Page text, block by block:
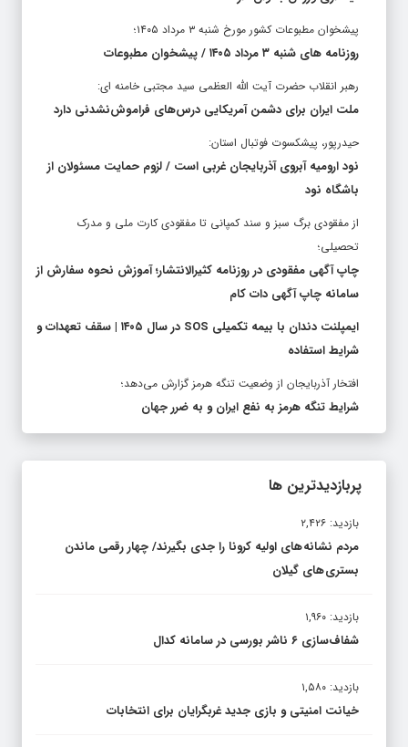
پیشخوان مطبوعات کشور مورخ شنبه ۳ مرداد ۱۴۰۵؛
روزنامه های شنبه ۳ مرداد ۱۴۰۵ / پیشخوان مطبوعات
رهبر انقلاب حضرت آیت الله العظمی سید مجتبی خامنه ای:
ملت ایران برای دشمن آمریکایی درس‌های فراموش‌نشدنی دارد
حیدرپور، پیشکسوت فوتبال استان:
نود ارومیه آبروی آذربایجان غربی است / لزوم حمایت مسئولان از
باشگاه نود
از مفقودی برگ سبز و سند کمپانی تا مفقودی کارت ملی و مدرک
تحصیلی؛
چاپ آگهی مفقودی در روزنامه کثیرالانتشار؛ آموزش نحوه سفارش از
سامانه چاپ آگهی دات کام
ایمپلنت دندان با بیمه تکمیلی SOS در سال ۱۴۰۵ | سقف تعهدات و
شرایط استفاده
افتخار آذربایجان از وضعیت تنگه هرمز گزارش می‌دهد؛
شرایط تنگه هرمز به نفع ایران و به ضرر جهان
پربازدیدترین ها
بازدید: ۲,۴۲۶
مردم نشانه های اولیه کرونا را جدی بگیرند/ چهار رقمی ماندن
بستری های گیلان
بازدید: ۱,۹۶۰
شفاف‌سازی ۶ ناشر بورسی در سامانه کدال
بازدید: ۱,۵۸۰
خیانت امنیتی و بازی جدید غربگرایان برای انتخابات